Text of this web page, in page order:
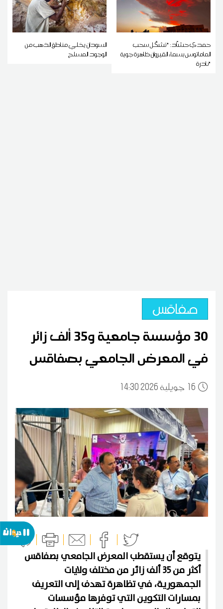
حمدي حشاّد: "تشكّل سحب
الماماتوس بسماء القيروان ظاهرة جوية
نادرة"
السودان يخلي مناطق الذهب من
الوجود المسلح
صفاقس
30 مؤسسة جامعية و35 ألف زائر
في المعرض الجامعي بصفاقس
16 14:30 2026 جويلية
يتوقع أن يستقطب المعرض الجامعي بصفاقس
أكثر من 35 ألف زائر من مختلف ولايات
الجمهورية، في تظاهرة تهدف إلى التعريف
بمسارات التكوين التي توفرها مؤسسات